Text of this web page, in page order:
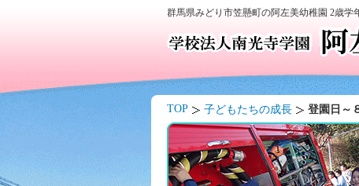
群馬県みどり市笠懸町の阿左美幼稚園 2歳学
TOP 子どもたちの成長 登園日～